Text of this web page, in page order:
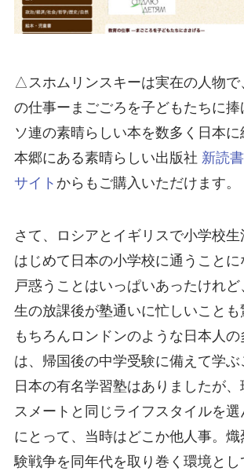
△スホムリンスキーは実在の人物で
の仕事ーまごごろを子どもたちに捧
ソ連の素晴らしい本を数多く日本に
本郷にある素晴らしい出版社 新読
サイト からもご購入いただけます。
さて、ロシアとイギリスで小学校生
はじめて日本の小学校に通うことに
戸惑うことはいっぱいあったけれ
生の放課後が塾通いに忙しいことも
もちろんロンドンのような日本人
は、帰国後の中学受験に備えて学ぶ
日本の有名学習塾はありましたが、
スメートと同じライフスタイルを
にとって、当時はどこか他人事。
験戦争を同年代を取り巻く環境と